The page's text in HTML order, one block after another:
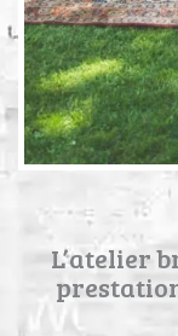
L’atelier